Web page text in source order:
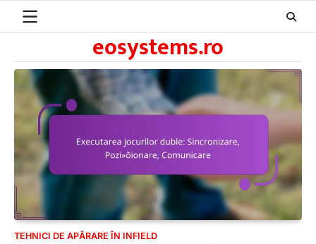
eosystems.ro
TEHNICI DE APĂRARE ÎN INFIELD